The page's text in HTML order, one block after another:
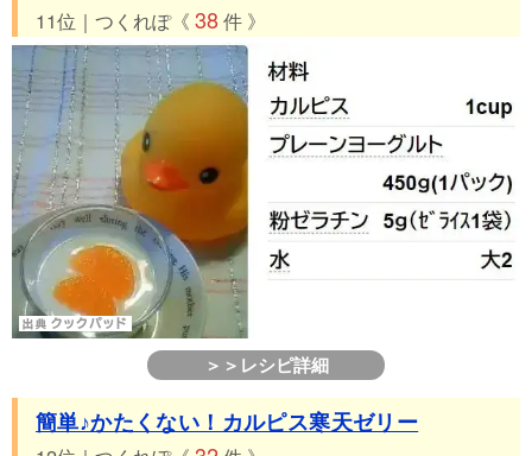
11位｜つくれぽ《 38件 》
＞＞レシピ詳細
簡単♪かたくない！カルピス寒天ゼリー